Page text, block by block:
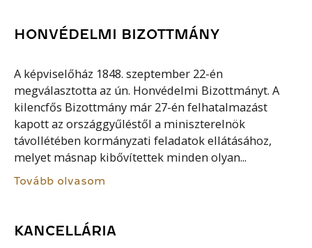
HONVÉDELMI BIZOTTMÁNY
A képviselőház 1848. szeptember 22-én
megválasztotta az ún. Honvédelmi Bizottmányt. A
kilencfős Bizottmány már 27-én felhatalmazást
kapott az országgyűléstől a miniszterelnök
távollétében kormányzati feladatok ellátásához,
melyet másnap kibővítettek minden olyan...
Tovább olvasom
KANCELLÁRIA